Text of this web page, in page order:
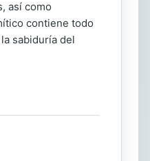
así como
contiene todo
sabiduría del